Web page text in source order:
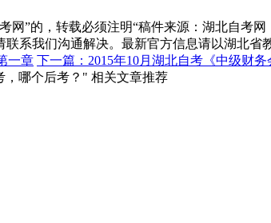
”的，转载必须注明“稿件来源：湖北自考网
系我们沟通解决。最新官方信息请以湖北省
一章 下一篇：2015年10月湖北自考《中级财
，哪个后考？" 相关文章推荐